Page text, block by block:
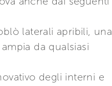
laterali apribili, una
da qualsiasi
degli interni e